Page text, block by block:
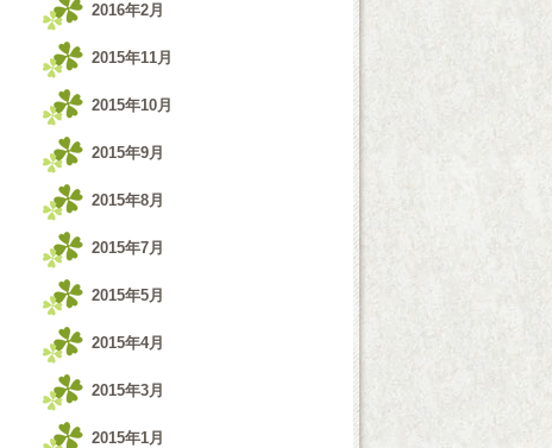
2016年2月
2015年11月
2015年10月
2015年9月
2015年8月
2015年7月
2015年5月
2015年4月
2015年3月
2015年1月